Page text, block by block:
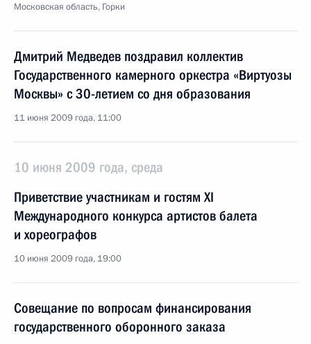
Московская область, Горки
Дмитрий Медведев поздравил коллектив
Государственного камерного оркестра «Виртуозы
Москвы» с 30-летием со дня образования
11 июня 2009 года, 11:00
10 июня 2009 года, среда
Приветствие участникам и гостям XI
Международного конкурса артистов балета
и хореографов
10 июня 2009 года, 19:00
Совещание по вопросам финансирования
государственного оборонного заказа